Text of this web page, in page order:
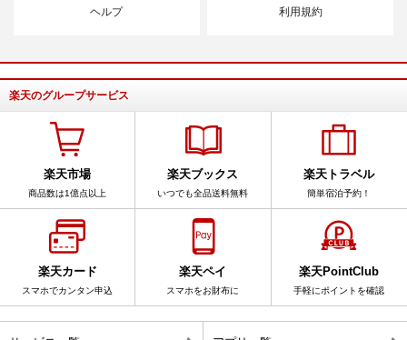
ヘルプ 利用規約
楽天のグループサービス
楽天市場
商品数は1億点以上
楽天ブックス
いつでも全品送料無料
楽天トラベル
簡単宿泊予約！
楽天カード
スマホでカンタン申込
楽天ペイ
スマホをお財布に
楽天PointClub
手軽にポイントを確認